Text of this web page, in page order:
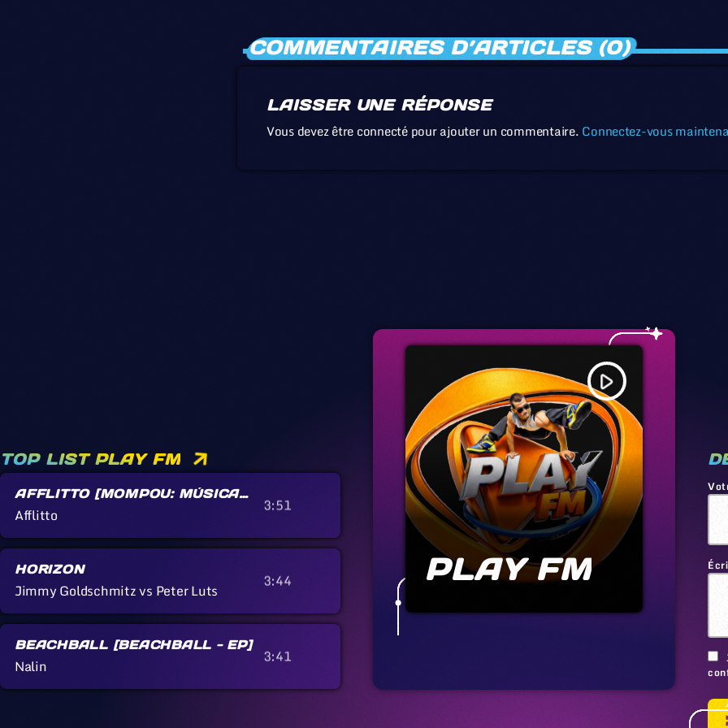
COMMENTAIRES D’ARTICLES (0)
LAISSER UNE RÉPONSE
Vous devez être connecté pour ajouter un commentaire. Connectez-vous
TOP LIST PLAY FM
AFFLITTO [MOMPOU: MÚSICA
CALLADA]
Afflitto 3:51
HORIZON
Jimmy Goldschmitz vs Peter Luts 3:44
BEACHBALL [BEACHBALL - EP]
Nalin 3:41
play_arrow
PLAY FM